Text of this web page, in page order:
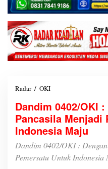
Radar / OKI
n
d
i
m
0
0
Dandim 0402/OKI
Pancasila Menjadi
Indonesia Maju
Dandim 0402/OKI :
Pemersatu Untuk Indonesia